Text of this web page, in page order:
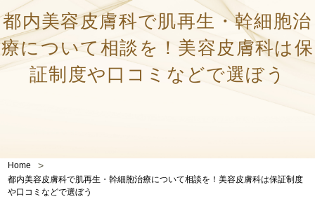
東
京
院
都内美容皮膚科で肌再生・幹細胞治
療について相談を！美容皮膚科は保
証制度や口コミなどで選ぼう
Home >
都内美容皮膚科で肌再生・幹細胞治療について相談を！美容皮膚科は保証制度
や口コミなどで選ぼう